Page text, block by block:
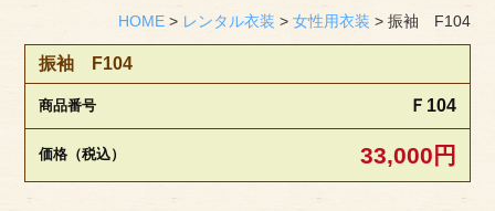
はじめての方へ
レンタル衣装
着付け
花嫁着付け
HOME> レンタル衣装 > 女性用衣装 > 振袖 F104
振袖 F104
商品番号 Ｆ104
価格（税込） 33,000円